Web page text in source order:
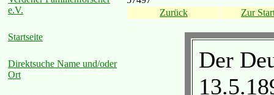
e.V.
Startseite
Direktsuche Name und/oder
Ort
Zurück
Zur
Der